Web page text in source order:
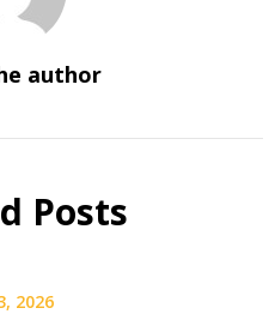
author
Posts
2026